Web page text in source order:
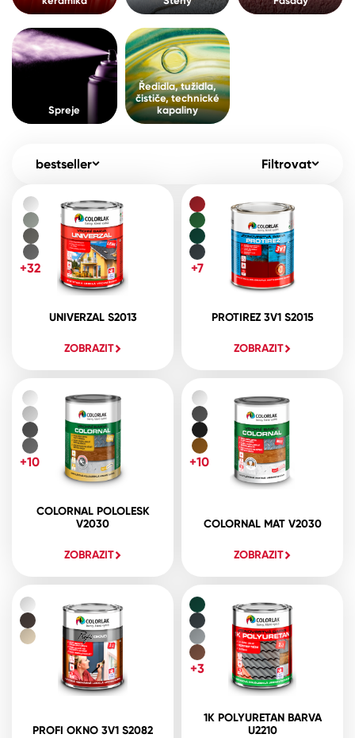
Pro akcionáře O společnosti
Kontakty
+420 800 145 555
Česko
Slovensko Polsko
Spreje
Ředidla, tužidla, čističe, technické
kapaliny
Spreje
Ředidla, tužidla,
čističe, technické
kapaliny
bestseller Filtrovat
UNIVERZAL S2013
ZOBRAZIT
+32
PROTIREZ 3V1 S2015
ZOBRAZIT
+7
COLORNAL POLOLESK
V2030
ZOBRAZIT
+10
COLORNAL MAT V2030
ZOBRAZIT
+10
PROFI OKNO 3V1 S2082
1K POLYURETAN BARVA
U2210
+3